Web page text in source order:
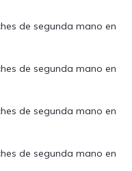
de segunda mano en
de segunda mano en
de segunda mano en
de segunda mano en